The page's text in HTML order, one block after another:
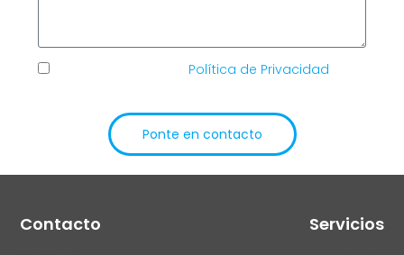
Política de Privacidad
Ponte en contacto
Servicios
Contacto